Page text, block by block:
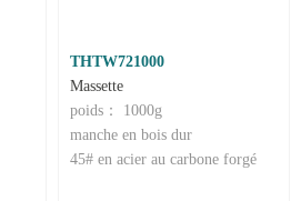
THTW721000
Massette
poids： 1000g
manche en bois dur
45# en acier au carbone forgé